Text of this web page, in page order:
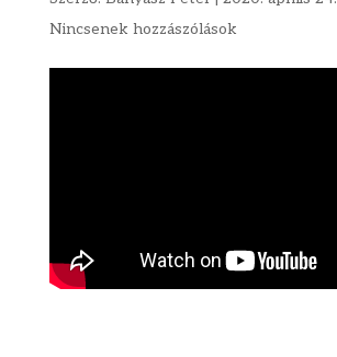
Nincsenek hozzászólások